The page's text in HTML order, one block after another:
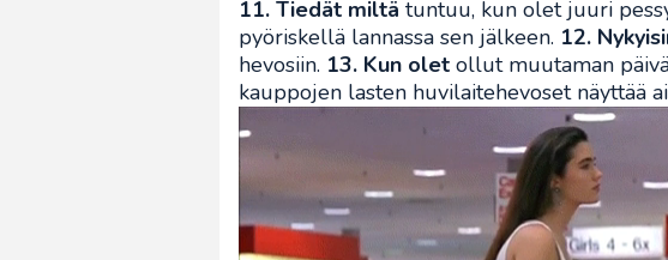
11. Tiedät miltä tuntuu, kun olet juuri
pyöriskellä lannassa sen jälkeen. 12.
hevosiin. 13. Kun olet ollut muutaman
kauppojen lasten huvilaitehevoset näyttää